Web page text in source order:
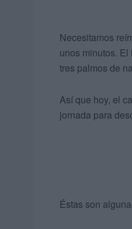
Necesitamos
unos minutos.
tres palmos de
Así que hoy, el
jornada para
Éstas son